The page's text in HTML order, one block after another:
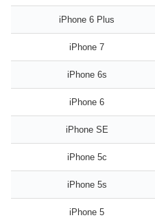
iPhone 6 Plus
iPhone 7
iPhone 6s
iPhone 6
iPhone SE
iPhone 5c
iPhone 5s
iPhone 5